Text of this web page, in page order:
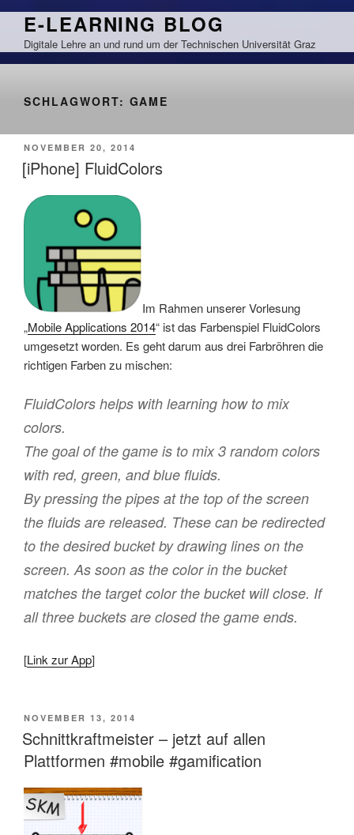
Zum
springen
E-LEARNING BLOG
Digitale Lehre an und rund um der Technischen Universität Graz
SCHLAGWORT: GAME
VERÖFFENTLICHT
AM
NOVEMBER 20, 2014
[iPhone] FluidColors
Im Rahmen unserer Vorlesung
„Mobile Applications 2014“ ist das Farbenspiel FluidColors
umgesetzt worden. Es geht darum aus drei Farbröhren die
richtigen Farben zu mischen:
FluidColors helps with learning how to mix
colors.
The goal of the game is to mix 3 random colors
with red, green, and blue fluids.
By pressing the pipes at the top of the screen
the fluids are released. These can be redirected
to the desired bucket by drawing lines on the
screen. As soon as the color in the bucket
matches the target color the bucket will close. If
all three buckets are closed the game ends.
[Link zur App]
VERÖFFENTLICHT
AM
NOVEMBER 13, 2014
Schnittkraftmeister – jetzt auf allen
Plattformen #mobile #gamification